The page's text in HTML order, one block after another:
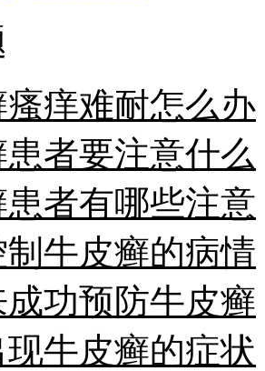
痒难耐怎么办
者要注意什么
者有哪些注意
牛皮癣的病情
功预防牛皮癣
现牛皮癣的症状